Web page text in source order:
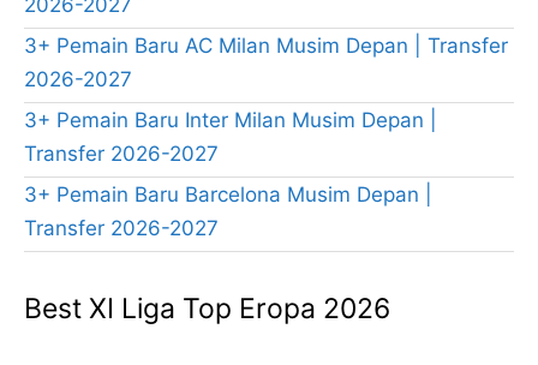
2026-2027
3+ Pemain Baru AC Milan Musim Depan | Transfer
2026-2027
3+ Pemain Baru Inter Milan Musim Depan |
Transfer 2026-2027
3+ Pemain Baru Barcelona Musim Depan |
Transfer 2026-2027
Best XI Liga Top Eropa 2026